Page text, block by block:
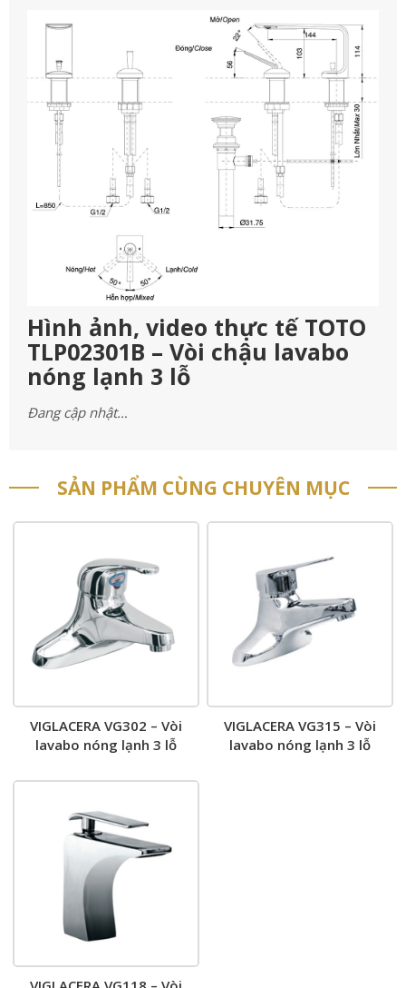
Hình ảnh, video thực tế TOTO
TLP02301B – Vòi chậu lavabo
nóng lạnh 3 lỗ
Đang cập nhật…
SẢN PHẨM CÙNG CHUYÊN MỤC
VIGLACERA VG302 – Vòi
lavabo nóng lạnh 3 lỗ
VIGLACERA VG315 – Vòi
lavabo nóng lạnh 3 lỗ